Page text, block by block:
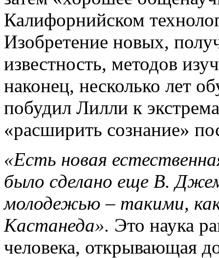
Калифорнийском
Изобретение новых,
известность, методов
наконец, несколько лет
побудил Лилли к
«расширить сознание»
«Есть новая
было сделано еще В.
молодежью – такими,
Кастанеда». Это наука
человека, открывающая